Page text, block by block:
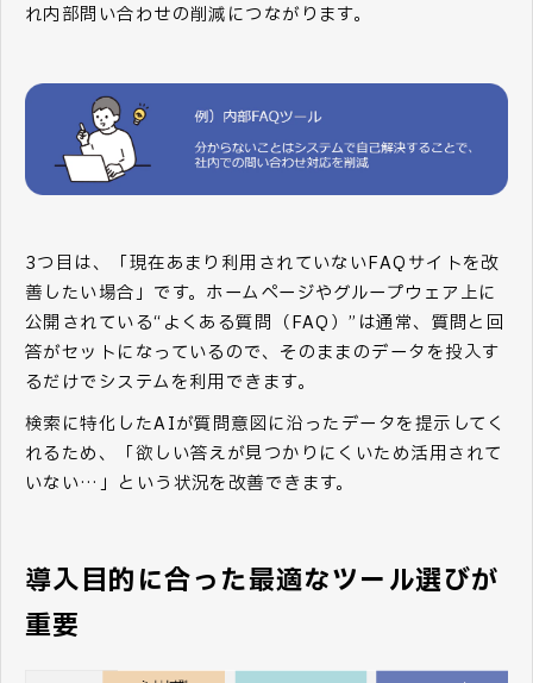
れ内部問い合わせの削減につながります。
3つ目は、「現在あまり利用されていないFAQサイトを改
善したい場合」です。ホームページやグループウェア上に
公開されている“よくある質問（FAQ）”は通常、質問と回
答がセットになっているので、そのままのデータを投入す
るだけでシステムを利用できます。
検索に特化したAIが質問意図に沿ったデータを提示してく
れるため、「欲しい答えが見つかりにくいため活用されて
いない…」という状況を改善できます。
導入目的に合った最適なツール選びが
重要